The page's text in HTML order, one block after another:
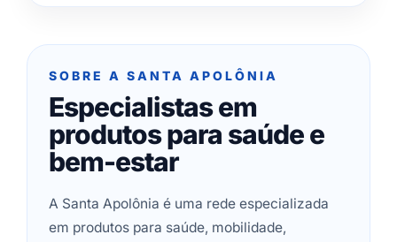
SOBRE A SANTA APOLÔNIA
Especialistas em
produtos para saúde e
bem-estar
A Santa Apolônia é uma rede especializada
em produtos para saúde, mobilidade,